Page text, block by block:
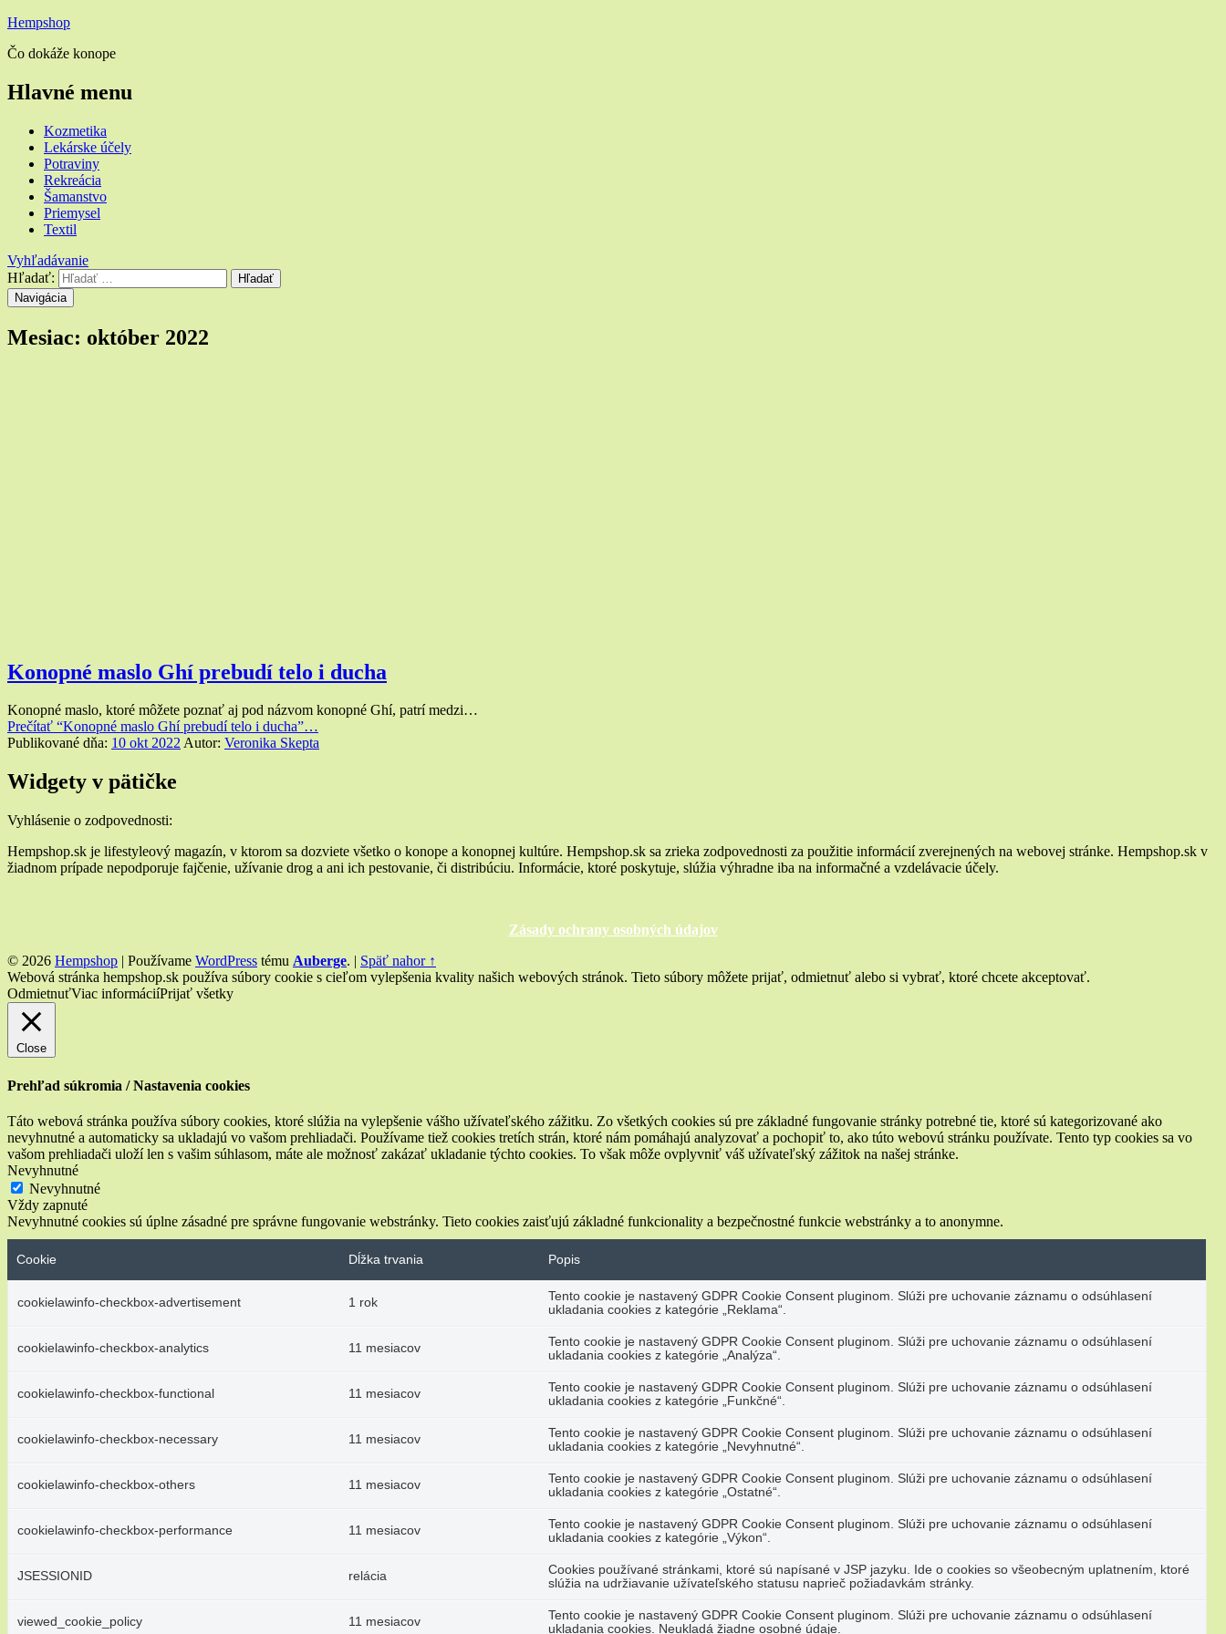
Hempshop
Čo dokáže konope
Hlavné menu
Kozmetika
Lekárske účely
Potraviny
Rekreácia
Šamanstvo
Priemysel
Textil
Vyhľadávanie
Hľadať:
Navigácia
Mesiac: október 2022
Konopné maslo Ghí prebudí telo i ducha
Konopné maslo, ktoré môžete poznať aj pod názvom konopné Ghí, patrí medzi…
Prečítať “Konopné maslo Ghí prebudí telo i ducha”…
Publikované dňa: 10 okt 2022Autor: Veronika Skepta
Widgety v pätičke
Vyhlásenie o zodpovednosti:
Hempshop.sk je lifestyleový magazín, v ktorom sa dozviete všetko o konope a konopnej kultúre. Hempshop.sk sa zrieka zodpovednosti za použitie informácií zverejnených na webovej stránke. Hempshop.sk v
žiadnom prípade nepodporuje fajčenie, užívanie drog a ani ich pestovanie, či distribúciu. Informácie, ktoré poskytuje, slúžia výhradne iba na informačné a vzdelávacie účely.
Zásady ochrany osobných údajov
© 2026 Hempshop | Používame WordPress tému Auberge. | Späť nahor ↑
Webová stránka hempshop.sk používa súbory cookie s cieľom vylepšenia kvality našich webových stránok. Tieto súbory môžete prijať, odmietnuť alebo si vybrať, ktoré chcete akceptovať.
OdmietnuťViac informáciíPrijať všetky
Close
Prehľad súkromia / Nastavenia cookies
Táto webová stránka používa súbory cookies, ktoré slúžia na vylepšenie vášho užívateľského zážitku. Zo všetkých cookies sú pre základné fungovanie stránky potrebné tie, ktoré sú kategorizované ako
nevyhnutné a automaticky sa ukladajú vo vašom prehliadači. Používame tiež cookies tretích strán, ktoré nám pomáhajú analyzovať a pochopiť to, ako túto webovú stránku používate. Tento typ cookies sa vo
vašom prehliadači uloží len s vašim súhlasom, máte ale možnosť zakázať ukladanie týchto cookies. To však môže ovplyvniť váš užívateľský zážitok na našej stránke.
Nevyhnutné
Nevyhnutné
Vždy zapnuté
Nevyhnutné cookies sú úplne zásadné pre správne fungovanie webstránky. Tieto cookies zaisťujú základné funkcionality a bezpečnostné funkcie webstránky a to anonymne.
Cookie Dĺžka trvania Popis
cookielawinfo-checkbox-advertisement 1 rok
Tento cookie je nastavený GDPR Cookie Consent pluginom. Slúži pre uchovanie záznamu o odsúhlasení
ukladania cookies z kategórie „Reklama“.
cookielawinfo-checkbox-analytics 11 mesiacov
Tento cookie je nastavený GDPR Cookie Consent pluginom. Slúži pre uchovanie záznamu o odsúhlasení
ukladania cookies z kategórie „Analýza“.
cookielawinfo-checkbox-functional 11 mesiacov
Tento cookie je nastavený GDPR Cookie Consent pluginom. Slúži pre uchovanie záznamu o odsúhlasení
ukladania cookies z kategórie „Funkčné“.
cookielawinfo-checkbox-necessary 11 mesiacov
Tento cookie je nastavený GDPR Cookie Consent pluginom. Slúži pre uchovanie záznamu o odsúhlasení
ukladania cookies z kategórie „Nevyhnutné“.
cookielawinfo-checkbox-others 11 mesiacov
Tento cookie je nastavený GDPR Cookie Consent pluginom. Slúži pre uchovanie záznamu o odsúhlasení
ukladania cookies z kategórie „Ostatné“.
cookielawinfo-checkbox-performance 11 mesiacov
Tento cookie je nastavený GDPR Cookie Consent pluginom. Slúži pre uchovanie záznamu o odsúhlasení
ukladania cookies z kategórie „Výkon“.
JSESSIONID relácia
Cookies používané stránkami, ktoré sú napísané v JSP jazyku. Ide o cookies so všeobecným uplatnením, ktoré
slúžia na udržiavanie užívateľského statusu naprieč požiadavkám stránky.
viewed_cookie_policy 11 mesiacov
Tento cookie je nastavený GDPR Cookie Consent pluginom. Slúži pre uchovanie záznamu o odsúhlasení
ukladania cookies. Neukladá žiadne osobné údaje.